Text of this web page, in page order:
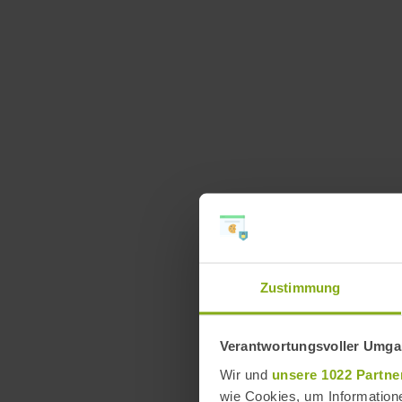
Zustimmung
Verantwortungsvoller
Wir und unsere 1022
wie Cookies, um